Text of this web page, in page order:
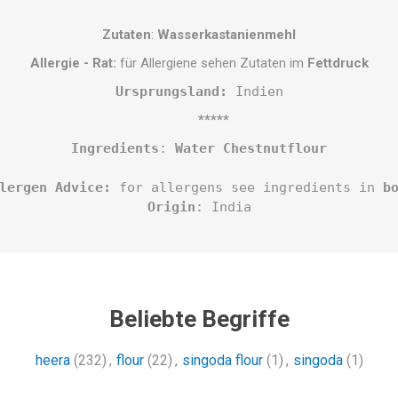
Zutaten: Wasserkastanienmehl
Allergie - Rat: für Allergiene sehen Zutaten im Fettdruck
Ursprungsland:
Indien
*****
Ingredients : Water Chestnutflour
Advice: for allergens see ingredients in
Origin : India
Beliebte Begriffe
heera (232) , flour (22) , singoda flour (1) , singoda (1)